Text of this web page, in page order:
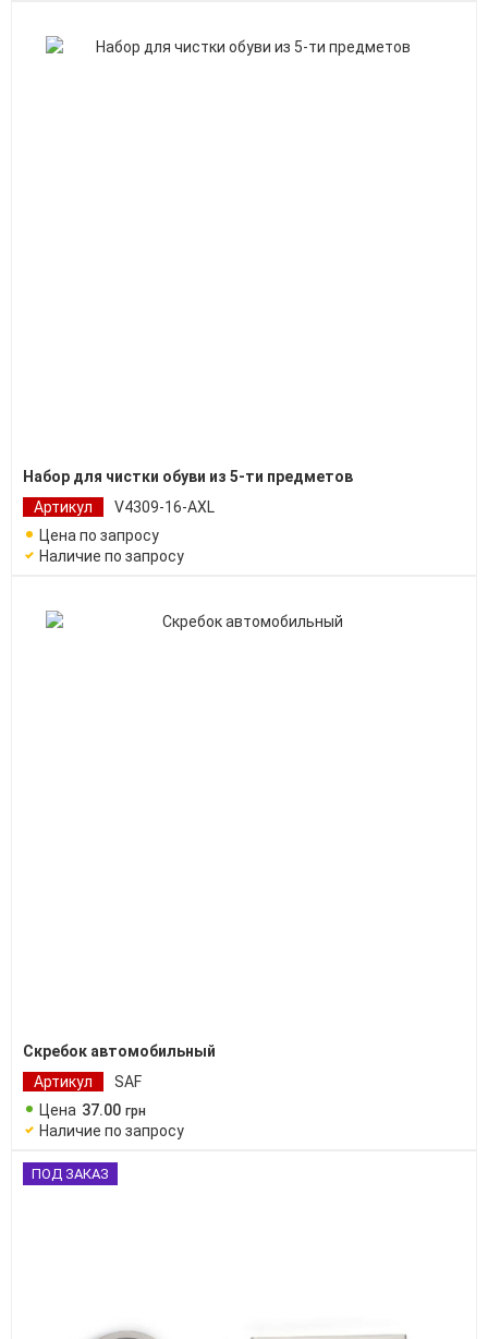
Набор для чистки обуви из 5-ти предметов
Артикул
V4309-16-AXL
Цена по запросу
Наличие по запросу
Скребок автомобильный
Артикул
SAF
Цена 37.00 грн
Наличие по запросу
ПОД ЗАКАЗ